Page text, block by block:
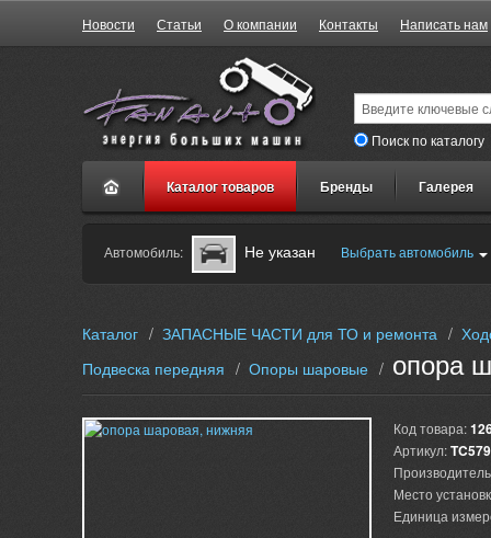
Новости Статьи О компании Контакты Написать нам
Поиск по каталогу
Каталог товаров Бренды Галерея
Автомобиль: Не указан Выбрать автомобиль
Каталог / ЗАПАСНЫЕ ЧАСТИ для ТО и ремонта /
Подвеска передняя / Опоры шаровые / опора
Код товара:
Артикул:
Место
Единица